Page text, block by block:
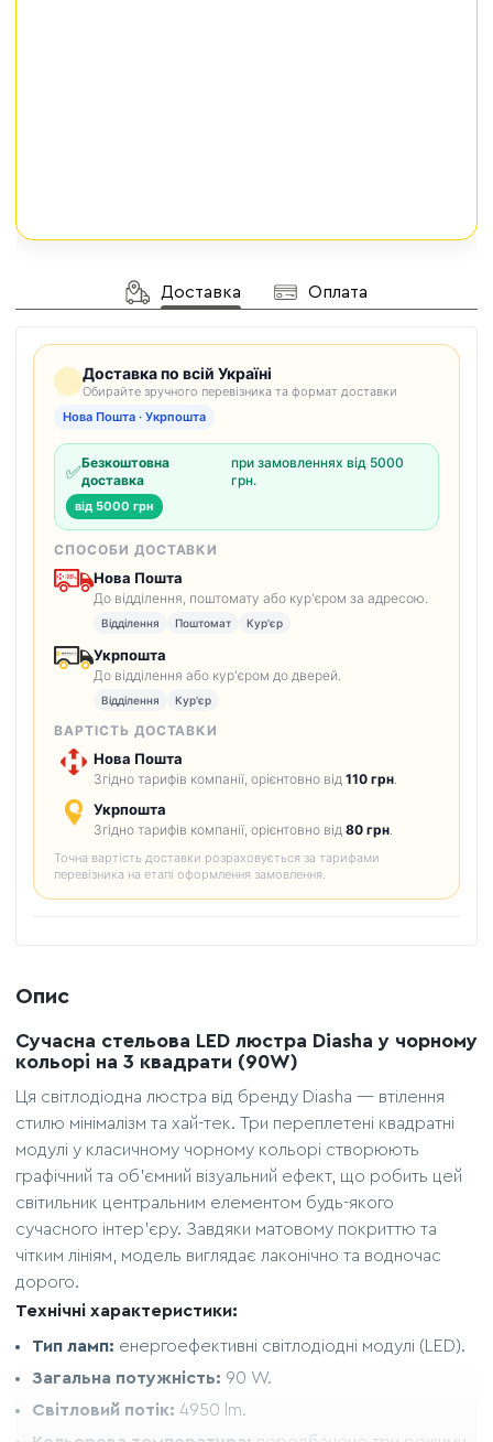
Доставка Оплата
Доставка по всій Україні
Обирайте зручного перевізника та формат доставки
Нова Пошта · Укрпошта
✅Безкоштовна
доставка
при замовленнях від 5000
грн.
від 5000 грн
СПОСОБИ ДОСТАВКИ
Нова Пошта
До відділення, поштомату або кур'єром за адресою.
Відділення Поштомат Кур'єр
Укрпошта
До відділення або кур'єром до дверей.
Відділення Кур'єр
ВАРТІСТЬ ДОСТАВКИ
Нова Пошта
Згідно тарифів компанії, орієнтовно від 110 грн
Укрпошта
Згідно тарифів компанії, орієнтовно від 80 грн
Точна вартість доставки розраховується за тарифами
перевізника на етапі оформлення замовлення.
Опис
Сучасна стельова LED люстра Diasha у чорному
кольорі на 3 квадрати (90W)
Ця світлодіодна люстра від бренду Diasha — втілення
стилю мінімалізм та хай-тек. Три переплетені квадратні
модулі у класичному чорному кольорі створюють
графічний та об'ємний візуальний ефект, що робить цей
світильник центральним елементом будь-якого
сучасного інтер'єру. Завдяки матовому покриттю та
чітким лініям, модель виглядає лаконічно та водночас
дорого.
Технічні характеристики:
Тип ламп: енергоефективні світлодіодні модулі (LED).
Загальна потужність: 90 W.
Світловий потік: 4950 lm.